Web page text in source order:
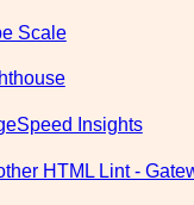
Scale
Insights
HTML Lint -